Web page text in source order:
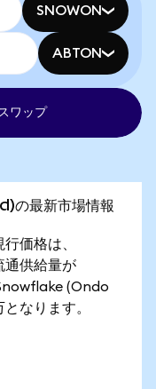
SNOWON
ABTON
ワップ
最新市場情報
価格は、
通供給量が
(Ondo
なります。